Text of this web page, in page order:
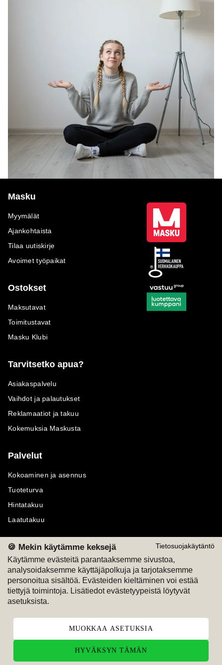
Tietosuojakäytäntö
🍪 Mekin käytämme keksejä
Käytämme evästeitä parantaaksemme sivustoa,
analysoidaksemme käyttäjäpolkuja ja tarjotaksemme
personoitua sisältöä. Evästeiden kieltäminen voi estää
tiettyjä toimintoja. Lisätiedot evästetyypeistä löytyvät
asetuksista.
MUOKKAA ASETUKSIA
HYVÄKSYN TÄMÄN
Masku
Myymälät
Ajankohtaista
Tilaa uutiskirje
Avoimet työpaikat
Ostokset
Maksutavat
Toimitustavat
Masku Klubi
Tarvitsetko apua?
Asiakaspalvelu
Vaihdot ja palautukset
Reklamaatiot ja takuu
Kokemuksia Maskusta
Palvelut
Kokoaminen ja asennus
Tuoteturva
Hintatakuu
Laatutakuu
Maksutavat
M
Seuraa meitä